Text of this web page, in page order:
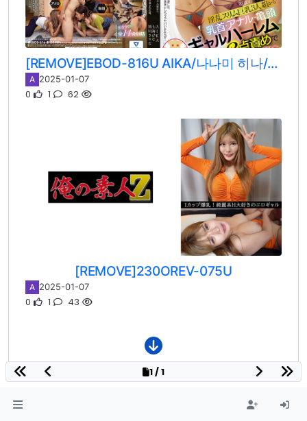
[REMOVE]EBOD-816U AIKA/나나미 히나/나나세 히나/쿠로카와 사리나
A 2025-01-07
0 1 62
[REMOVE]230OREV-075U
A 2025-01-07
0 1 43
1 / 1